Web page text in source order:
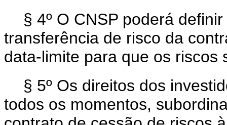
§ 4º O CNSP poderá
transferência de risco da
data-limite para que os riscos
§ 5º Os direitos dos
todos os momentos,